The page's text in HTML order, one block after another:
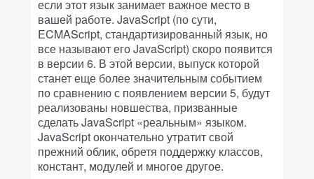
если этот язык занимает важное место в
вашей работе. JavaScript (по сути,
ECMAScript, стандартизированный язык, но
все называют его JavaScript) скоро появится
в версии 6. В этой версии, выпуск которой
станет еще более значительным событием
по сравнению с появлением версии 5, будут
реализованы новшества, призванные
сделать JavaScript «реальным» языком.
JavaScript окончательно утратит свой
прежний облик, обретя поддержку классов,
констант, модулей и многое другое.